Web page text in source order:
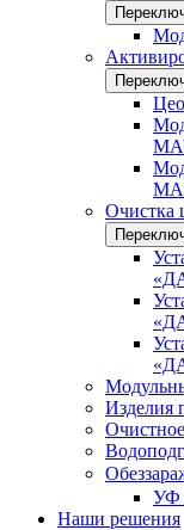
Очистка
Изделия
УФ
Наши решения